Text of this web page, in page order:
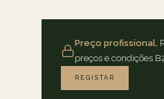
Preço profissional.
preços e condições
REGISTAR